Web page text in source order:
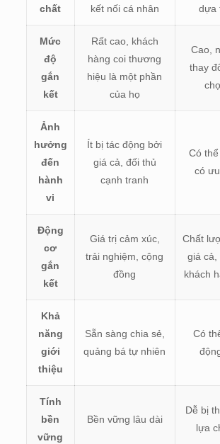
chất
kết nối cá nhân
dựa
Mức
độ
gắn
kết
Rất cao, khách
hàng coi thương
hiệu là một phần
của họ
Cao,
thay
Ảnh
hưởng
đến
hành
vi
Ít bị tác động bởi
giá cả, đối thủ
cạnh tranh
Có
có
Động
cơ
gắn
kết
Giá trị cảm xúc,
trải nghiệm, cộng
đồng
Chất
giá
khách
Khả
năng
giới
thiệu
Sẵn sàng chia sẻ,
quảng bá tự nhiên
Có
Tính
bền
vững
Bền vững lâu dài
Dễ bị
lựa